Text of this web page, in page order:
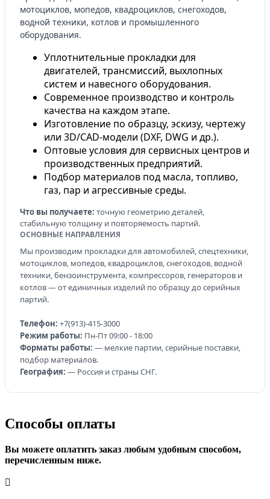
мотоциклов, мопедов, квадроциклов, снегоходов,
водной техники, котлов и промышленного
оборудования.
Уплотнительные прокладки для
двигателей, трансмиссий, выхлопных
систем и навесного оборудования.
Современное производство и контроль
качества на каждом этапе.
Изготовление по образцу, эскизу, чертежу
или 3D/CAD-модели (DXF, DWG и др.).
Оптовые условия для сервисных центров и
производственных предприятий.
Подбор материалов под масла, топливо,
газ, пар и агрессивные среды.
Что вы получаете: точную геометрию деталей,
стабильную толщину и повторяемость партий.
ОСНОВНЫЕ НАПРАВЛЕНИЯ
Мы производим прокладки для автомобилей, спецтехники,
мотоциклов, мопедов, квадроциклов, снегоходов, водной
техники, бензоинструмента, компрессоров, генераторов и
котлов — от единичных изделий по образцу до серийных
партий.
Телефон: +7(913)-415-3000
Режим работы: Пн-Пт 09:00 - 18:00
Форматы работы: — мелкие партии, серийные поставки,
подбор материалов.
География: — Россия и страны СНГ.
Способы оплаты
Вы можете оплатить заказ любым удобным способом,
перечисленным ниже.